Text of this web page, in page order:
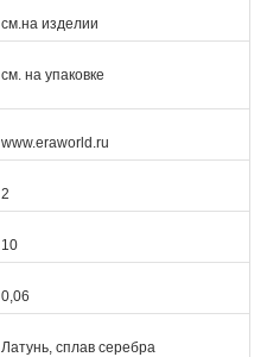
см.на изделии
см. на упаковке
www.eraworld.ru
2
10
0,06
Латунь, сплав серебра